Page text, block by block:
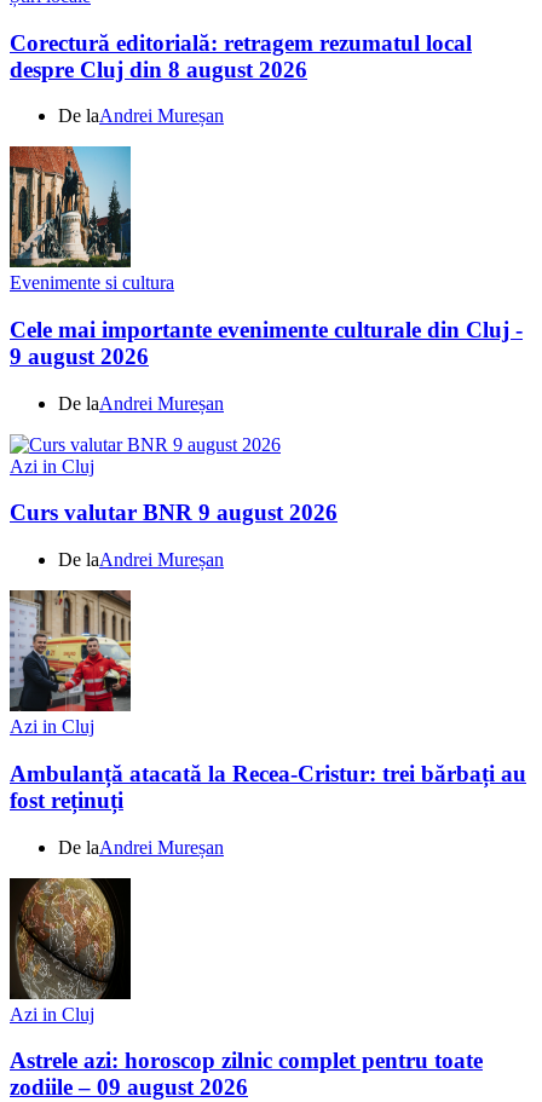
Corectură editorială: retragem rezumatul local
despre Cluj din 8 august 2026
De laAndrei Mureșan
Evenimente si cultura
Cele mai importante evenimente culturale din Cluj -
9 august 2026
De laAndrei Mureșan
Azi in Cluj
Curs valutar BNR 9 august 2026
De laAndrei Mureșan
Azi in Cluj
Ambulanță atacată la Recea-Cristur: trei bărbați au
fost reținuți
De laAndrei Mureșan
Azi in Cluj
Astrele azi: horoscop zilnic complet pentru toate
zodiile – 09 august 2026